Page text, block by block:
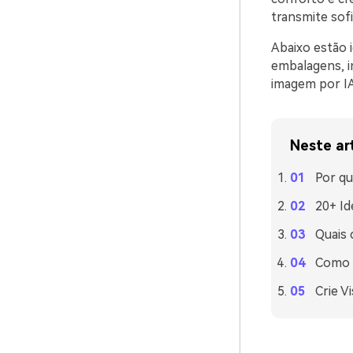
transmite
Abaixo estão
embalagens,
imagem por
Neste
Por
20+
Quais
Como
Crie